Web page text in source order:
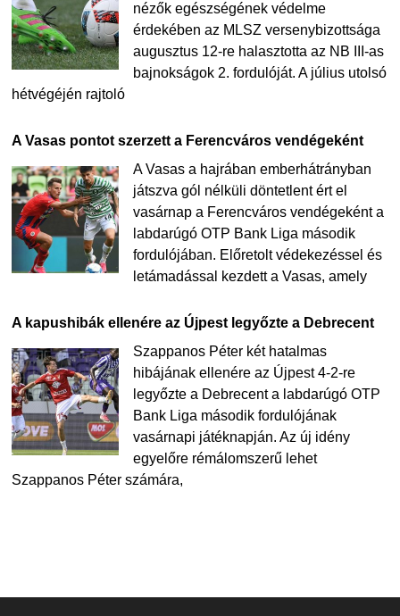
nézők egészségének védelme
érdekében az MLSZ versenybizottsága
augusztus 12-re halasztotta az NB III-as
bajnokságok 2. fordulóját. A július utolsó
hétvégéjén rajtoló
A Vasas pontot szerzett a Ferencváros vendégeként
A Vasas a hajrában emberhátrányban
játszva gól nélküli döntetlent ért el
vasárnap a Ferencváros vendégeként a
labdarúgó OTP Bank Liga második
fordulójában. Előretolt védekezéssel és
letámadással kezdett a Vasas, amely
A kapushibák ellenére az Újpest legyőzte a Debrecent
Szappanos Péter két hatalmas
hibájának ellenére az Újpest 4-2-re
legyőzte a Debrecent a labdarúgó OTP
Bank Liga második fordulójának
vasárnapi játéknapján. Az új idény
egyelőre rémálomszerű lehet
Szappanos Péter számára,